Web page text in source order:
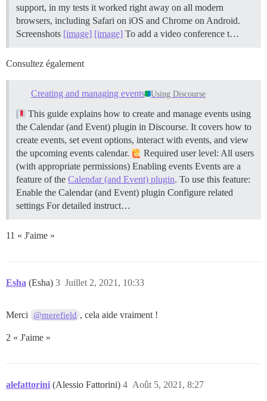
support, in my tests it worked right away on all modern
browsers, including Safari on iOS and Chrome on Android.
Screenshots [image] [image] To add a video conference t…
Consultez également
Creating and managing events Using Discourse
This guide explains how to create and manage events using
the Calendar (and Event) plugin in Discourse. It covers how to
create events, set event options, interact with events, and view
the upcoming events calendar.
Required user level: All users
(with appropriate permissions) Enabling events Events are a
feature of the Calendar (and Event) plugin. To use this feature:
Enable the Calendar (and Event) plugin Configure related
settings For detailed instruct…
11 « J'aime »
Esha (Esha) Juillet 2, 2021, 10:33
3
Merci @merefield , cela aide vraiment !
2 « J'aime »
alefattorini (Alessio Fattorini) Août 5, 2021, 8:27
4